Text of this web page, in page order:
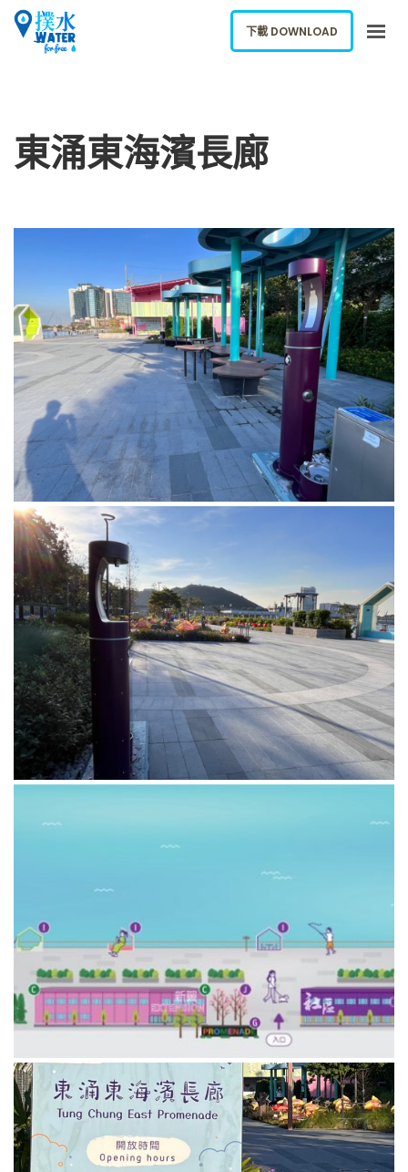
下載應用
網誌
ENGLISH
下載 DOWNLOAD
東涌東海濱長廊
下載 DOWNLOAD